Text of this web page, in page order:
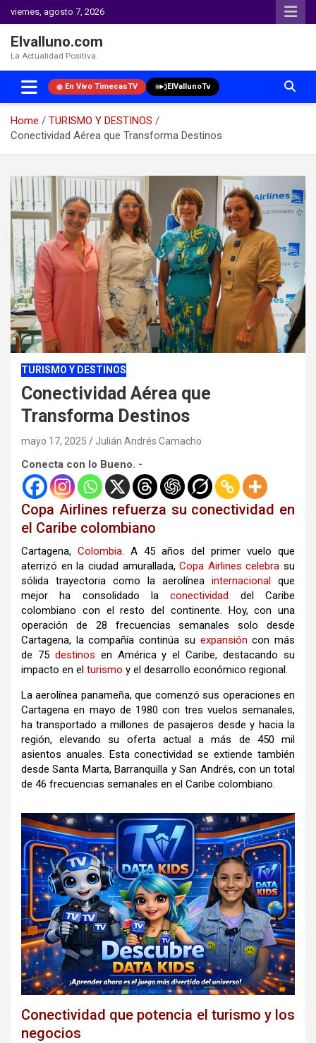
viernes, agosto 7, 2026
Elvalluno.com
La Actualidad Positiva.
En Vivo TimecasTV ElVallunoTv
Home
TURISMO Y DESTINOS
Conectividad Aérea que Transforma Destinos
content
TURISMO Y DESTINOS
Conectividad Aérea que
Transforma Destinos
mayo 17, 2025 Julián Andrés Camacho
Conecta con lo Bueno. -
Copa Airlines refuerza su conectividad en
el Caribe colombiano
Cartagena, Colombia. A 45 años del primer vuelo que
aterrizó en la ciudad amurallada,Copa Airlines celebra su
sólida trayectoria como la aerolínea internacional que
mejor ha consolidado laconectividad del Caribe
colombiano con el resto del continente. Hoy, con una
operación de 28 frecuencias semanales solo desde
Cartagena, la compañía continúa su expansión con más
de 75 destinos en América y el Caribe, destacando su
impacto en el turismo y el desarrollo económico regional.
La aerolínea panameña, que comenzó sus operaciones en
Cartagena en mayo de 1980 con tres vuelos semanales,
ha transportado a millones de pasajeros desde y hacia la
región, elevando su oferta actual a más de 450 mil
asientos anuales. Esta conectividad se extiende también
desde Santa Marta, Barranquilla y San Andrés, con un total
de 46 frecuencias semanales en el Caribe colombiano.
Conectividad que potencia el turismo y los
negocios